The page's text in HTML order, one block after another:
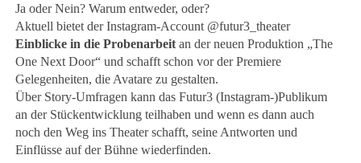
Ja oder Nein? Warum entweder, oder?
Aktuell bietet der Instagram-Account @futur3_theater
Einblicke in die Probenarbeit an der neuen Produktion „The
One Next Door“ und schafft schon vor der Premiere
Gelegenheiten, die Avatare zu gestalten.
Über Story-Umfragen kann das Futur3 (Instagram-)Publikum
an der Stückentwicklung teilhaben und wenn es dann auch
noch den Weg ins Theater schafft, seine Antworten und
Einflüsse auf der Bühne wiederfinden.